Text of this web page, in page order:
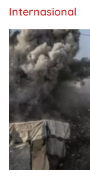
Internasional